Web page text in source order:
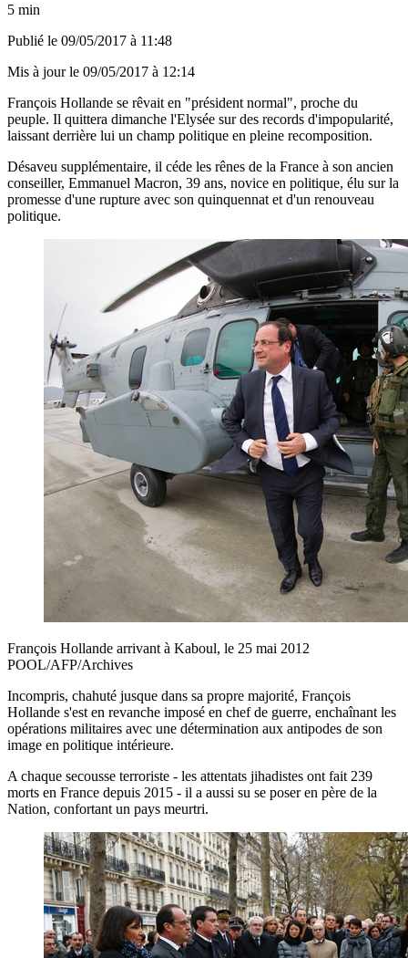
5 min
Publié le 09/05/2017 à 11:48
Mis à jour le 09/05/2017 à 12:14
François Hollande se rêvait en "président normal", proche du
peuple. Il quittera dimanche l'Elysée sur des records d'impopularité,
laissant derrière lui un champ politique en pleine recomposition.
Désaveu supplémentaire, il céde les rênes de la France à son ancien
conseiller, Emmanuel Macron, 39 ans, novice en politique, élu sur la
promesse d'une rupture avec son quinquennat et d'un renouveau
politique.
François Hollande arrivant à Kaboul, le 25 mai 2012
POOL/AFP/Archives
Incompris, chahuté jusque dans sa propre majorité, François
Hollande s'est en revanche imposé en chef de guerre, enchaînant les
opérations militaires avec une détermination aux antipodes de son
image en politique intérieure.
A chaque secousse terroriste - les attentats jihadistes ont fait 239
morts en France depuis 2015 - il a aussi su se poser en père de la
Nation, confortant un pays meurtri.